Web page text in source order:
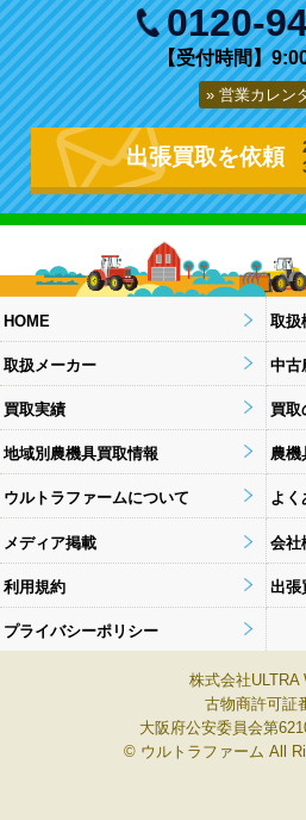
0120-
【受付時間】
営業カレン
出張買取を依頼
HOME 取扱
取扱メーカー 中古
買取実績 買取
地域別農機具買取情報 農機
ウルトラファームについて よく
メディア掲載 会社
利用規約 出張
プライバシーポリシー
株式会社ULTRA
古物商許可証
大阪府公安委員会第
© ウルトラファーム All